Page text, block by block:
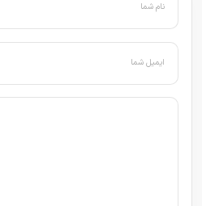
نام شما
ایمیل شما